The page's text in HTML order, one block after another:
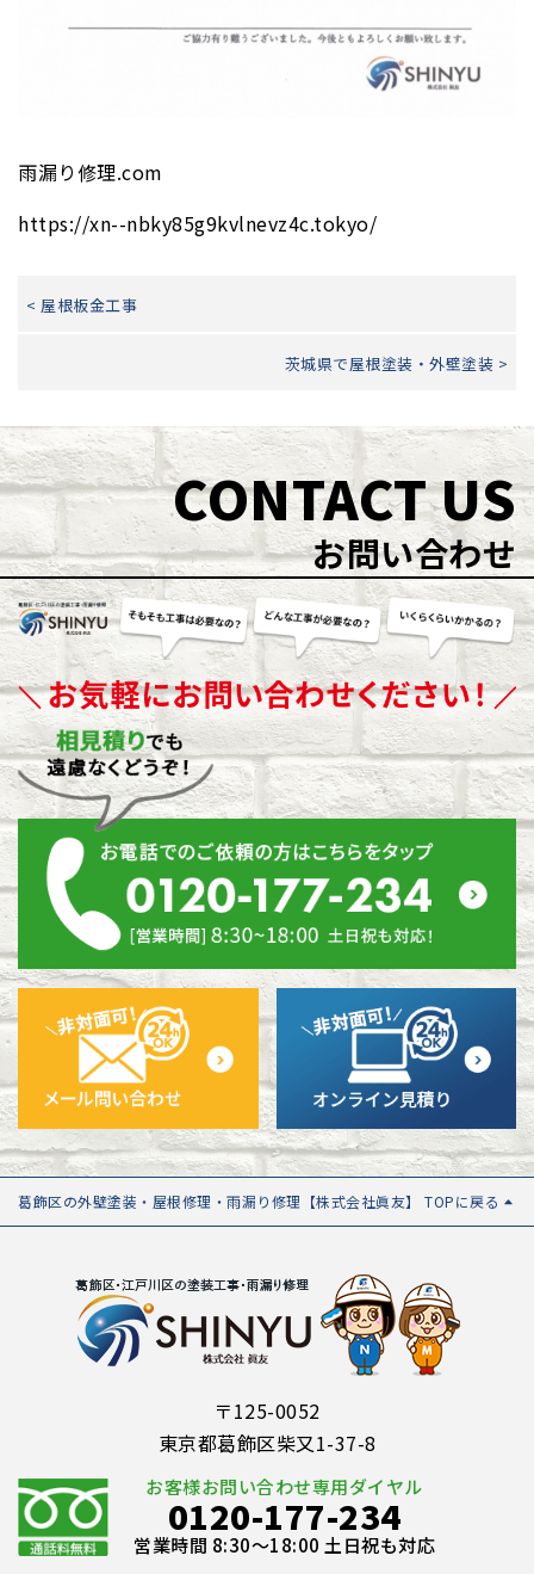
雨漏り修理.com
https://xn--nbky85g9kvlnevz4c.tokyo/
< 屋根板金工事
茨城県で屋根塗装・外壁塗装 >
CONTACT US
お問い合わせ
葛飾区の外壁塗装・屋根修理・雨漏り修理【株式会社眞友】 TOPに戻る
〒125-0052
東京都葛飾区柴又1-37-8
お客様お問い合わせ専用ダイヤル
0120-177-234
営業時間 8:30～18:00 土日祝も対応